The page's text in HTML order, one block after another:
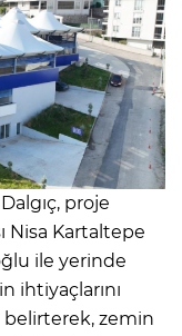
proje
Nisa Kartaltepe
ile yerinde
ihtiyaçlarını
belirterek, zemin